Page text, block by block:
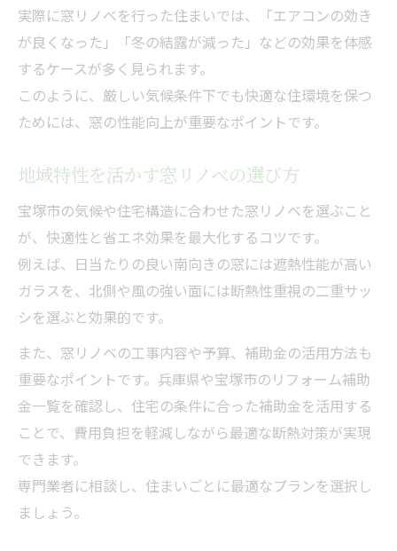
実際に窓リノベを行った住まいでは、「エアコンの効き
が良くなった」「冬の結露が減った」などの効果を体感
するケースが多く見られます。
このように、厳しい気候条件下でも快適な住環境を保つ
ためには、窓の性能向上が重要なポイントです。
地域特性を活かす窓リノベの選び方
宝塚市の気候や住宅構造に合わせた窓リノベを選ぶこと
が、快適性と省エネ効果を最大化するコツです。
例えば、日当たりの良い南向きの窓には遮熱性能が高い
ガラスを、北側や風の強い面には断熱性重視の二重サッ
シを選ぶと効果的です。
また、窓リノベの工事内容や予算、補助金の活用方法も
重要なポイントです。兵庫県や宝塚市のリフォーム補助
金一覧を確認し、住宅の条件に合った補助金を活用する
ことで、費用負担を軽減しながら最適な断熱対策が実現
できます。
専門業者に相談し、住まいごとに最適なプランを選択し
ましょう。